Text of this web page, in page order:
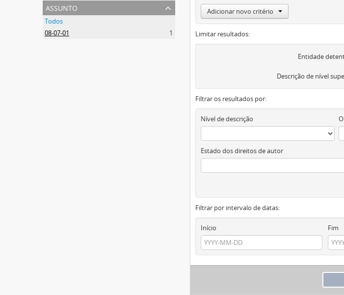
assunto
Todos
08-07-01
1
Adicionar novo critério
Limitar resultados:
Entidade
Descrição de nível
Filtrar os resultados por:
Nível de descrição
Estado dos direitos de autor
Filtrar por intervalo de datas:
Início
Fim